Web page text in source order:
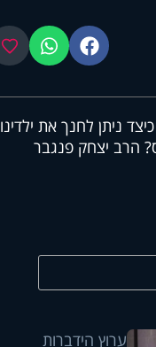
פייסבוקווטסאפ
ניתן לחנך את ילדינו
הרב יצחק פנגבר
ערוץ הידברות